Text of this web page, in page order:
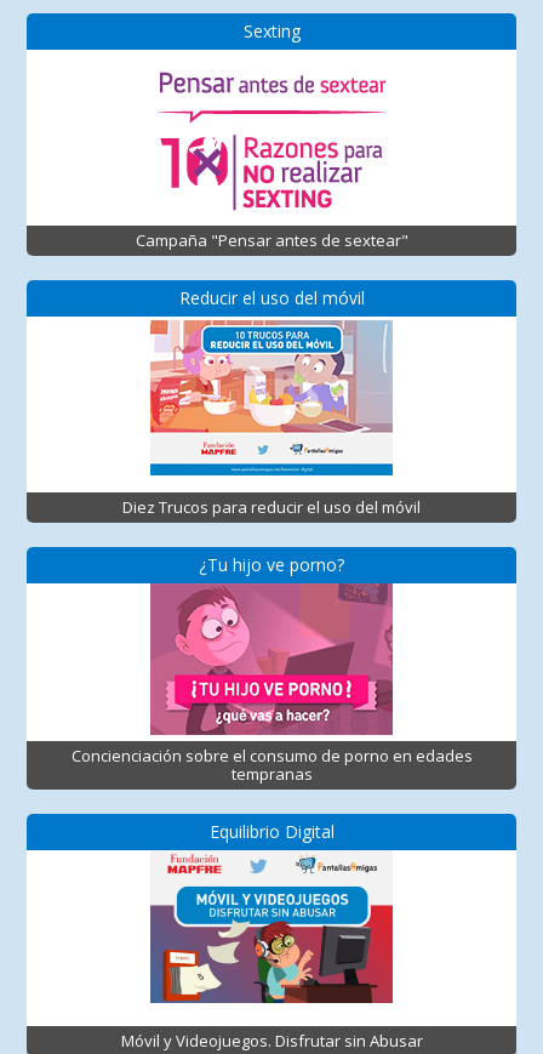
Sexting
Campaña "Pensar antes de sextear"
Reducir el uso del móvil
Diez Trucos para reducir el uso del móvil
¿Tu hijo ve porno?
Concienciación sobre el consumo de porno en edades
tempranas
Equilibrio Digital
Móvil y Videojuegos. Disfrutar sin Abusar